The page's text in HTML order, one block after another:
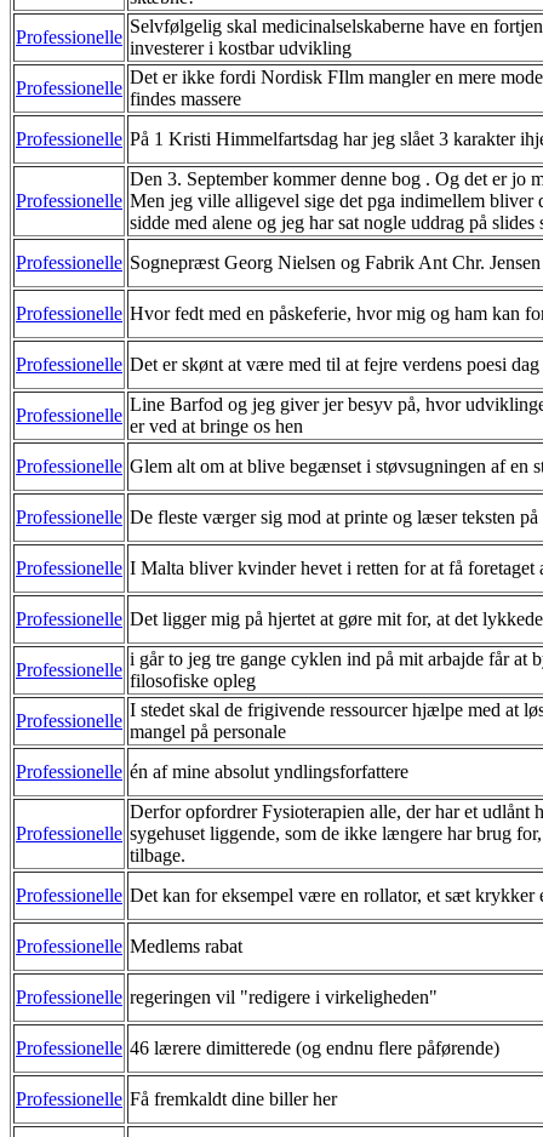
Professionelle
Selvfølgelig skal medicinalselskaberne have en
investerer i kostbar udvikling
Professionelle
Det er ikke fordi Nordisk FIlm mangler en mere
findes massere
Professionelle På 1 Kristi Himmelfartsdag har jeg slået 3 karakter
Professionelle
Den 3. September kommer denne bog . Og det er jo
Men jeg ville alligevel sige det pga indimellem bliver
sidde med alene og jeg har sat nogle uddrag på slides
Professionelle Sognepræst Georg Nielsen og Fabrik Ant Chr.
Professionelle Hvor fedt med en påskeferie, hvor mig og ham kan
Professionelle Det er skønt at være med til at fejre verdens poesi dag
Professionelle
Line Barfod og jeg giver jer besyv på, hvor
er ved at bringe os hen
Professionelle Glem alt om at blive begænset i støvsugningen af en
Professionelle De fleste værger sig mod at printe og læser teksten
Professionelle I Malta bliver kvinder hevet i retten for at få foretaget
Professionelle Det ligger mig på hjertet at gøre mit for, at det
Professionelle
i går to jeg tre gange cyklen ind på mit arbajde får at
filosofiske opleg
Professionelle
I stedet skal de frigivende ressourcer hjælpe med at
mangel på personale
Professionelle én af mine absolut yndlingsforfattere
Professionelle
Derfor opfordrer Fysioterapien alle, der har et udlånt
sygehuset liggende, som de ikke længere har brug
tilbage.
Professionelle Det kan for eksempel være en rollator, et sæt krykker
Professionelle Medlems rabat
Professionelle regeringen vil "redigere i virkeligheden"
Professionelle 46 lærere dimitterede (og endnu flere påførende)
Professionelle Få fremkaldt dine biller her